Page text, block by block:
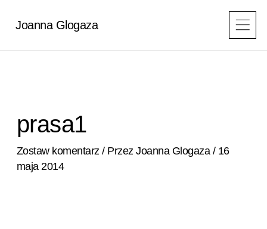
Joanna Glogaza
prasa1
Zostaw komentarz / PrzezJoanna Glogaza / 16
maja 2014